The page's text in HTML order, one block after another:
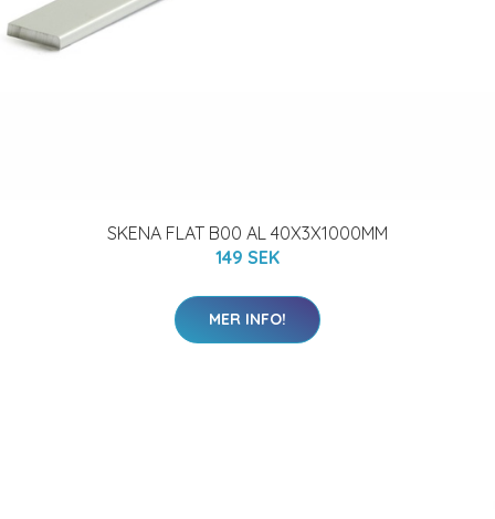
SKENA FLAT B00 AL 40X3X1000MM
149 SEK
MER INFO!